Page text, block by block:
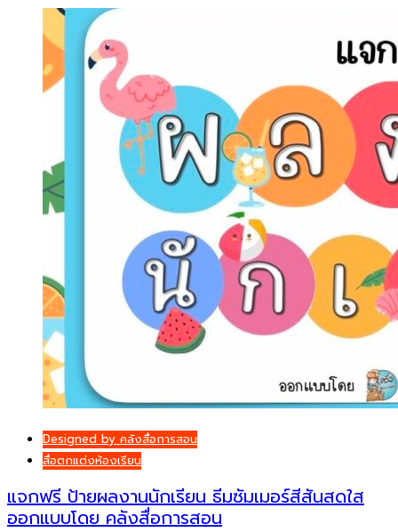
Designed by คลังสื่อการสอน
สื่อตกแต่งห้องเรียน
แจกฟรี ป้ายผลงานนักเรียน ธีมซัมเมอร์สีสันสดใส
ออกแบบโดย คลังสื่อการสอน